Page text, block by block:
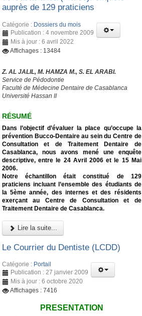
auprès de 129 praticiens
Catégorie : Dossiers du mois
Publication : 4 novembre 2009
Mis à jour : 6 avril 2022
Affichages : 13484
Z. AL JALIL, M. HAMZA M., S. EL ARABI.
Service de Pédodontie
Faculté de Médecine Dentaire de Casablanca
Université Hassan II
RÉSUMÉ
Dans l’objectif d’évaluer la place qu’occupe la
prévention Bucco-Dentaire au sein du Centre de
Consultation et de Traitement Dentaire de
Casablanca, nous avons mené une enquête
descriptive, entre le 24 Avril 2006 et le 15 Mai
2006.
Notre échantillon était constitué de 129
praticiens incluant l’ensemble des étudiants de
la 5ème année, des internes et des résidents
exerçant au Centre de Consultation et de
Traitement Dentaire de Casablanca.
Lire la suite...
Le Courrier du Dentiste (LCDD)
Catégorie : Portail
Publication : 27 janvier 2009
Mis à jour : 6 octobre 2020
Affichages : 7416
PRESENTATION